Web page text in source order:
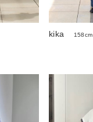
kika 158cm